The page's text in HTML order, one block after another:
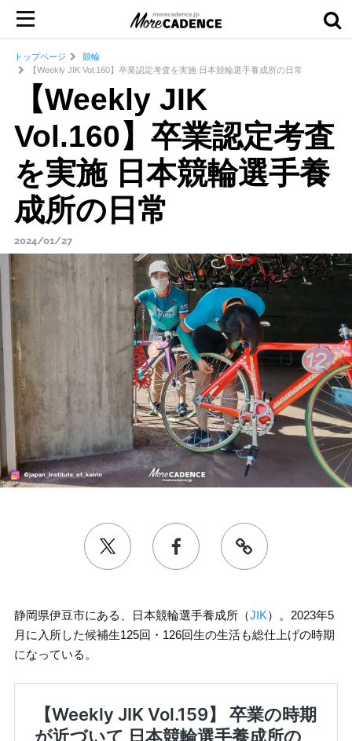
トップページ
競輪
【Weekly JIK Vol.160】卒業認定考査を実施 日本競輪選手養成所の日常
【Weekly JIK
Vol.160】卒業認定考査
を実施 日本競輪選手養
成所の日常
2024/01/27
静岡県伊豆市にある、日本競輪選手養成所（JIK）。2023年5
月に入所した候補生125回・126回生の生活も総仕上げの時期
になっている。